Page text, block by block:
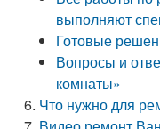
выполняют
Готовые
Вопросы и
комнаты»
Что нужно для